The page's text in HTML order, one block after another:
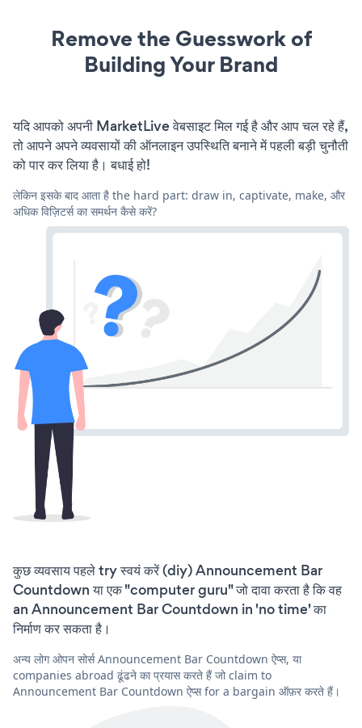
Remove the Guesswork of
Building Your Brand
यदि आपको अपनी MarketLive वेबसाइट मिल गई है और आप चल रहे हैं,
तो आपने अपने व्यवसायों की ऑनलाइन उपस्थिति बनाने में पहली बड़ी चुनौती
को पार कर लिया है। बधाई हो!
लेकिन इसके बाद आता है the hard part: draw in, captivate, make, और
अधिक विज़िटर्स का समर्थन कैसे करें?
कुछ व्यवसाय पहले try स्वयं करें (diy) Announcement Bar
Countdown या एक "computer guru" जो दावा करता है कि वह
an Announcement Bar Countdown in 'no time' का
निर्माण कर सकता है।
अन्य लोग ओपन सोर्स Announcement Bar Countdown ऐप्स, या
companies abroad ढूंढने का प्रयास करते हैं जो claim to
Announcement Bar Countdown ऐप्स for a bargain ऑफ़र करते हैं।